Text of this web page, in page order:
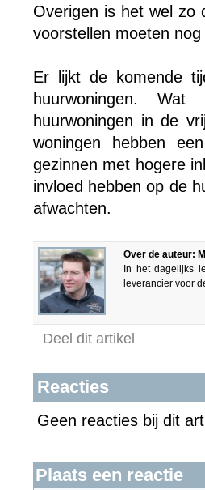
Overigen is het wel zo
voorstellen moeten
Er lijkt de komende
huurwoningen.
huurwoningen in de
woningen hebben
gezinnen met hogere
invloed hebben op de
afwachten.
Over de auteur:
In het dagelijks
leverancier voor
Deel dit artikel
Reacties
Geen reacties bij dit
Plaats een reactie